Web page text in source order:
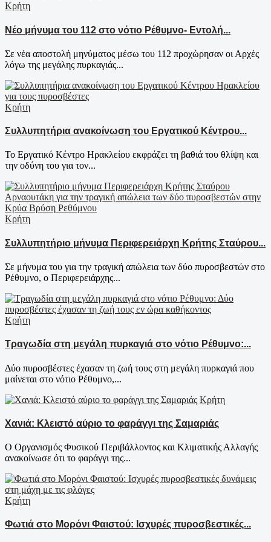
Κρήτη
Νέο μήνυμα του 112 στο νότιο Ρέθυμνο- Εντολή...
Σε νέα αποστολή μηνύματος μέσω του 112 προχώρησαν οι Αρχές
λόγω της μεγάλης πυρκαγιάς...
Κρήτη
Συλλυπητήρια ανακοίνωση του Εργατικού Κέντρου...
Το Εργατικό Κέντρο Ηρακλείου εκφράζει τη βαθιά του θλίψη και
την οδύνη του για τον...
Κρήτη
Συλλυπητήριο μήνυμα Περιφερειάρχη Κρήτης Σταύρου...
Σε μήνυμα του για την τραγική απώλεια των δύο πυροσβεστών στο
Ρέθυμνο, ο Περιφερειάρχης...
Κρήτη
Τραγωδία στη μεγάλη πυρκαγιά στο νότιο Ρέθυμνο:...
Δύο πυροσβέστες έχασαν τη ζωή τους στη μεγάλη πυρκαγιά που
μαίνεται στο νότιο Ρέθυμνο,...
Κρήτη
Χανιά: Κλειστό αύριο το φαράγγι της Σαμαριάς
Ο Οργανισμός Φυσικού Περιβάλλοντος και Κλιματικής Αλλαγής
ανακοίνωσε ότι το φαράγγι της...
Κρήτη
Φωτιά στο Μορόνι Φαιστού: Ισχυρές πυροσβεστικές...